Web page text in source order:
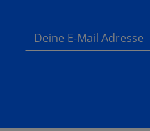
Deine E-Mail Adresse